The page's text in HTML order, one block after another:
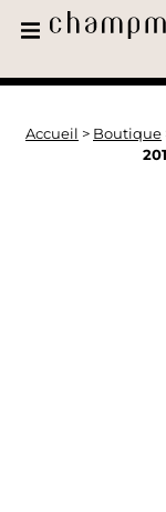
Accueil > Boutique